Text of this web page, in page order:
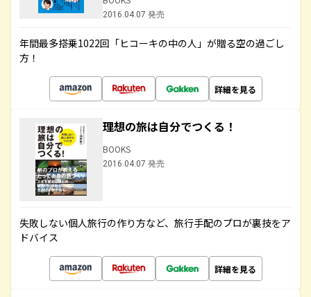
2016.04.07 発売
年間最多搭乗1022回「ヒコーキの中の人」が贈る空の過ごし
方！
詳細を見る
理想の旅は自分でつくる！
BOOKS
2016.04.07 発売
失敗しない個人旅行の作り方など、旅行手配のプロが裏技をア
ドバイス
詳細を見る